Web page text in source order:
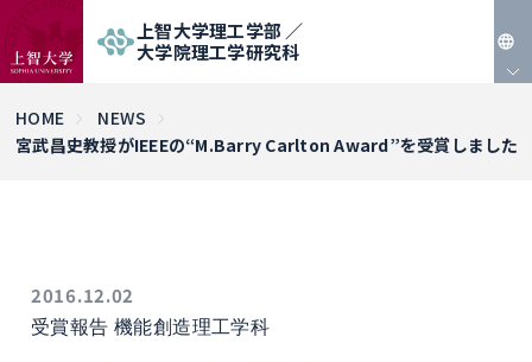
上智大学理工学部 ／
大学院理工学研究科
EN
HOME
NEWS
宮武昌史教授がIEEEの“M.Barry Carlton Award”を受賞しました
2016.12.02
受賞報告 機能創造理工学科